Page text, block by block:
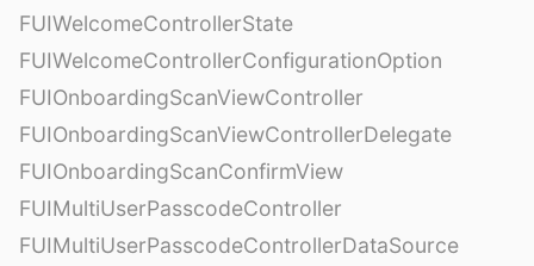
FUIWelcomeControllerState
FUIWelcomeControllerConfigurationOption
FUIOnboardingScanViewController
FUIOnboardingScanViewControllerDelegate
FUIOnboardingScanConfirmView
FUIMultiUserPasscodeController
FUIMultiUserPasscodeControllerDataSource